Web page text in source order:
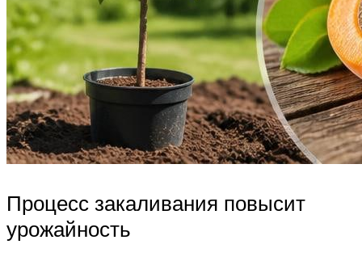
Процесс закаливания повысит
урожайность